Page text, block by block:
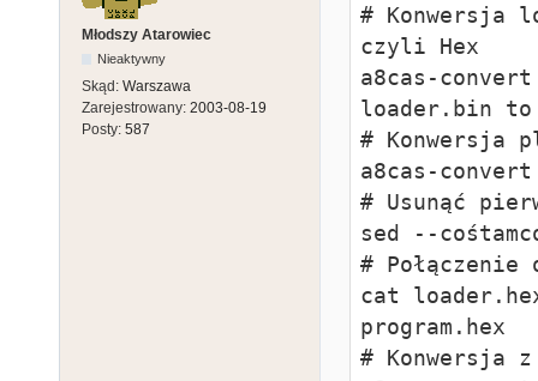
Młodszy Atarowiec
Nieaktywny
Skąd: Warszawa
Zarejestrowany: 2003-08-19
Posty: 587
# Konwersja
czyli Hex
a8cas-
loader.bin to
# Konwersja
a8cas-
# Usunąć
sed --
# Połączenie
cat
program.hex
# Konwersja z